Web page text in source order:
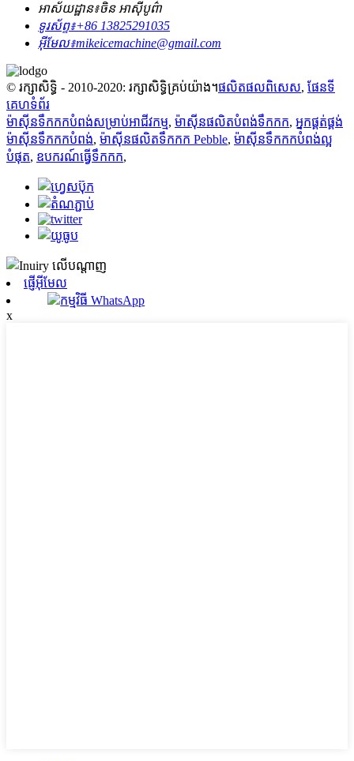
អាស័យដ្ឋាន៖ចិន អាស៊ីបូព៌ា
ទូរស័ព្ទ៖+86 13825291035
អ៊ីមែល៖mikeicemachine@gmail.com
© រក្សាសិទ្ធិ - 2010-2020: រក្សាសិទ្ធិគ្រប់យ៉ាង។ផលិតផលពិសេស, ផែនទី
គេហទំព័រ
ម៉ាស៊ីនទឹកកកបំពង់សម្រាប់អាជីវកម្ម, ម៉ាស៊ីនផលិតបំពង់ទឹកកក, អ្នកផ្គត់ផ្គង់
ម៉ាស៊ីនទឹកកកបំពង់, ម៉ាស៊ីនផលិតទឹកកក Pebble, ម៉ាស៊ីនទឹកកកបំពង់ល្អ
បំផុត, ឧបករណ៍ធ្វើទឹកកក,
ផ្ញើអ៊ីមែល
កម្មវិធី WhatsApp
x